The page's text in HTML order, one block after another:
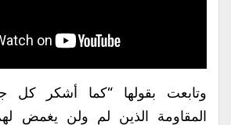
وتابعت بقولها “كما أشكر
المقاومة الذين لم ولن يغمض